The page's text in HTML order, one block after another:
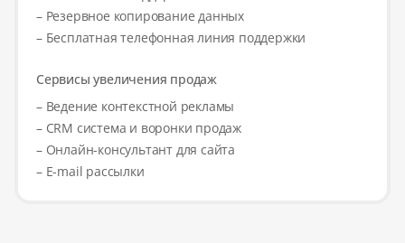
– Резервное копирование данных
– Бесплатная телефонная линия поддержки
Сервисы увеличения продаж
– Ведение контекстной рекламы
– CRM система и воронки продаж
– Онлайн-консультант для сайта
– E-mail рассылки